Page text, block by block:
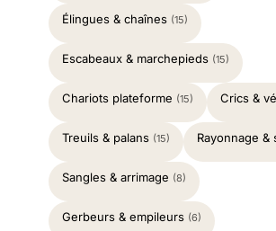
Élingues & chaînes (15)
Escabeaux & marchepieds (15)
Chariots plateforme (15) Crics &
Treuils & palans (15) Rayonnage &
Sangles & arrimage (8)
Gerbeurs & empileurs (6)